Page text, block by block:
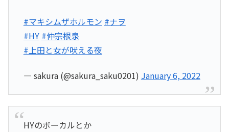
#マキシムザホルモン #ナヲ
#HY #仲宗根泉
#上田と女が吠える夜
— sakura (@sakura_saku0201) January 6, 2022
HYのボーカルとか